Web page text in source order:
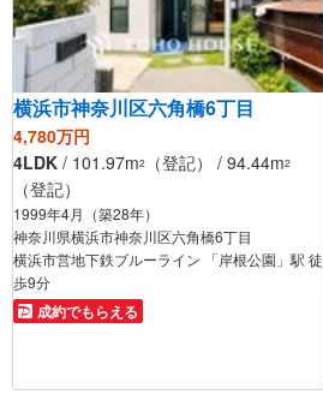
横浜市神奈川区六角橋6丁目
4,780万円
4LDK / 101.97m2 （登記） / 94.44m2
（登記）
1999年4月（築28年）
神奈川県横浜市神奈川区六角橋6丁目
横浜市営地下鉄ブルーライン 「岸根公園」駅 徒
歩9分
成約でもらえる